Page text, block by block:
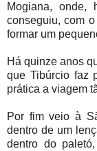
Mogiana, onde,
conseguiu, com
formar um
Há quinze anos
que Tibúrcio faz
prática a viagem
Por fim veio à
dentro de um
dentro do